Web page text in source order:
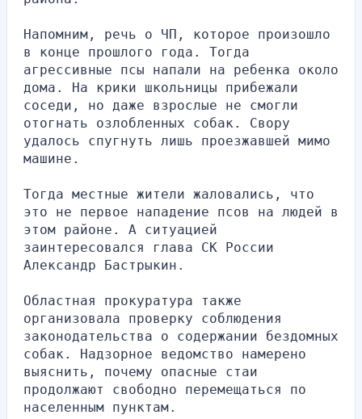
Напомним, речь о ЧП, которое произошло
в конце прошлого года. Тогда
агрессивные псы напали на ребенка около
дома. На крики школьницы прибежали
соседи, но даже взрослые не смогли
отогнать озлобленных собак. Свору
удалось спугнуть лишь проезжавшей мимо
машине.
Тогда местные жители жаловались, что
это не первое нападение псов на людей в
этом районе. А ситуацией
заинтересовался глава СК России
Александр Бастрыкин.
Областная прокуратура также
организовала проверку соблюдения
законодательства о содержании бездомных
собак. Надзорное ведомство намерено
выяснить, почему опасные стаи
продолжают свободно перемещаться по
населенным пунктам.